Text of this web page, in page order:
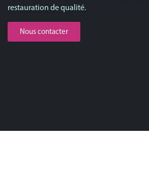
restauration de qualité.
Nous contacter